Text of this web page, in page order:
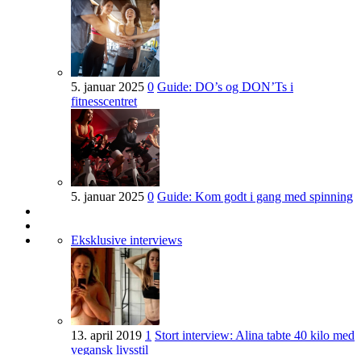
5. januar 2025 0 Guide: DO’s og DON’Ts i
fitnesscentret
5. januar 2025 0 Guide: Kom godt i gang med spinning
Eksklusive interviews
13. april 2019 1 Stort interview: Alina tabte 40 kilo med
vegansk livsstil